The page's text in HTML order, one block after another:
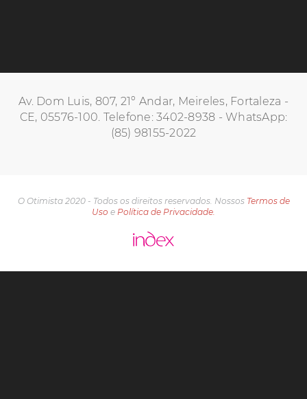
Av. Dom Luis, 807, 21º Andar, Meireles, Fortaleza -
CE, 05576-100. Telefone: 3402-8938 - WhatsApp:
(85) 98155-2022
O Otimista 2020 - Todos os direitos reservados. Nossos Termos de
Uso e Política de Privacidade.